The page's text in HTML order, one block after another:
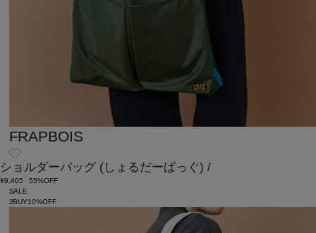
FRAPBOIS
ショルダーバッグ (しょるだーばっぐ) /
¥9,405
55%OFF
SALE
2BUY10%OFF